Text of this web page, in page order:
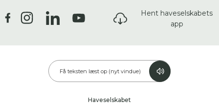
Hent haveselskabets
app
Få teksten læst op (nyt vindue)
Haveselskabet